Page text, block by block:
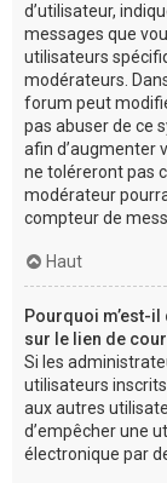
d’utilisateur,
messages que
utilisateurs
modérateurs.
forum peut
pas abuser de ce
afin d’augmenter
ne toléreront pas
modérateur
compteur de
Haut
Pourquoi m’est-
sur le lien de
Si les
utilisateurs
aux autres
d’empêcher une
électronique par